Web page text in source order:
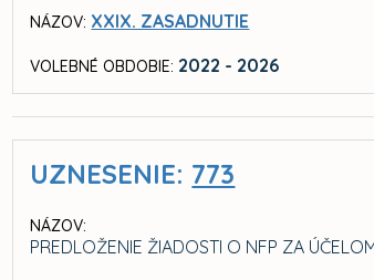
NÁZOV: XXIX. ZASADNUTIE
VOLEBNÉ OBDOBIE: 2022 - 2026
UZNESENIE: 773
NÁZOV:
PREDLOŽENIE ŽIADOSTI O NFP ZA